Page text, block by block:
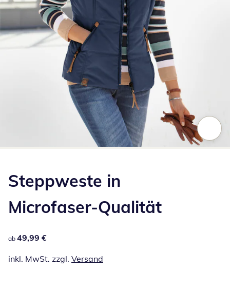
Steppweste in
Microfaser-Qualität
49,99 €
ab 49,99 €
inkl. MwSt. zzgl. Versand